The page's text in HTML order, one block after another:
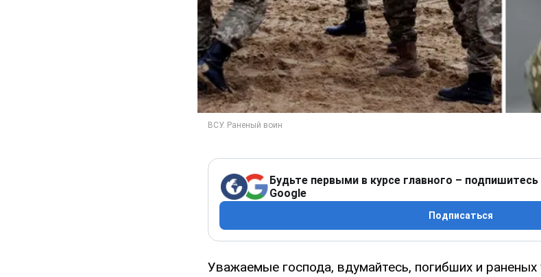
Будьте первыми в курсе главного – подпишитесь
Google
Подписаться
Уважаемые господа, вдумайтесь, погибших и раненых